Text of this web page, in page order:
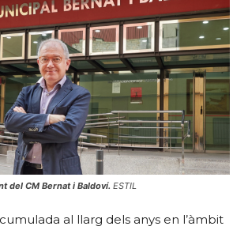
del CM Bernat i Baldoví. ESTIL
al llarg dels anys en l’àmbit